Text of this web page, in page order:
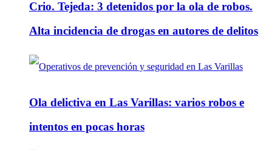
Crio. Tejeda: 3 detenidos por la ola de robos.
Alta incidencia de drogas en autores de delitos
Ola delictiva en Las Varillas: varios robos e
intentos en pocas horas